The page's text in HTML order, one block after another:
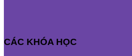
CÁC KHÓA HỌC